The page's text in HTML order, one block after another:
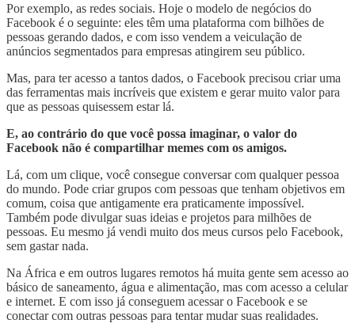
Por exemplo, as redes sociais. Hoje o modelo de negócios do
Facebook é o seguinte: eles têm uma plataforma com bilhões de
pessoas gerando dados, e com isso vendem a veiculação de
anúncios segmentados para empresas atingirem seu público.
Mas, para ter acesso a tantos dados, o Facebook precisou criar uma
das ferramentas mais incríveis que existem e gerar muito valor para
que as pessoas quisessem estar lá.
E, ao contrário do que você possa imaginar, o valor do
Facebook não é compartilhar memes com os amigos.
Lá, com um clique, você consegue conversar com qualquer pessoa
do mundo. Pode criar grupos com pessoas que tenham objetivos em
comum, coisa que antigamente era praticamente impossível.
Também pode divulgar suas ideias e projetos para milhões de
pessoas. Eu mesmo já vendi muito dos meus cursos pelo Facebook,
sem gastar nada.
Na África e em outros lugares remotos há muita gente sem acesso ao
básico de saneamento, água e alimentação, mas com acesso a celular
e internet. E com isso já conseguem acessar o Facebook e se
conectar com outras pessoas para tentar mudar suas realidades.